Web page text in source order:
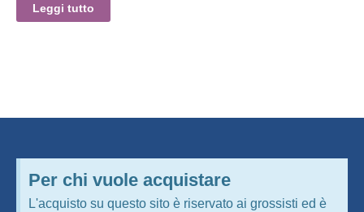
Leggi tutto
Per chi vuole acquistare
L'acquisto su questo sito è riservato ai grossisti ed è